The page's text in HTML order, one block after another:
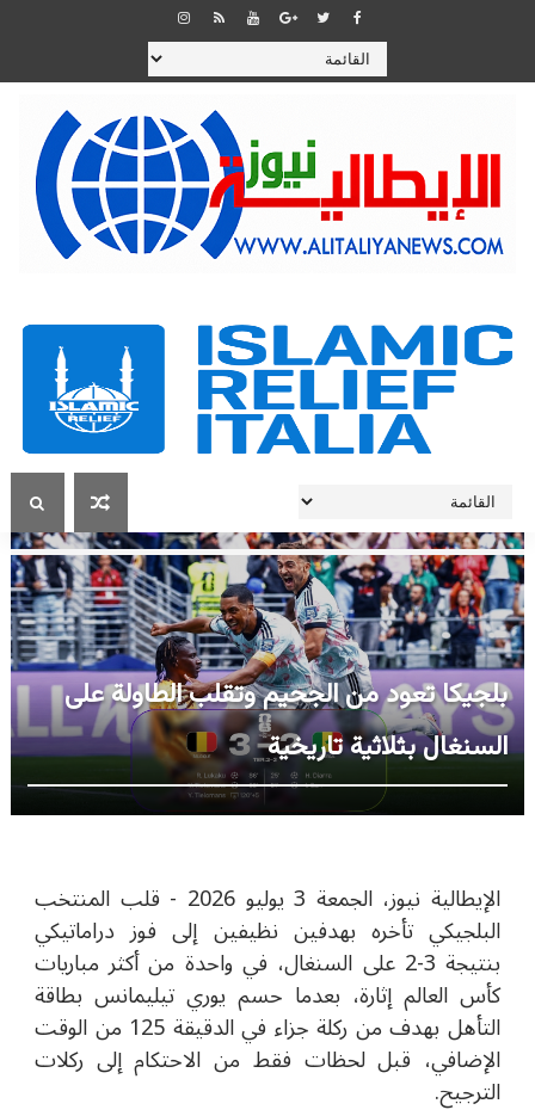
بلجيكا تعود من الجحيم وتقلب الطاولة على
السنغال بثلاثية تاريخية
الإيطالية نيوز، الجمعة 3 يوليو 2026 - قلب المنتخب
البلجيكي تأخره بهدفين نظيفين إلى فوز دراماتيكي
بنتيجة 3-2 على السنغال، في واحدة من أكثر مباريات
كأس العالم إثارة، بعدما حسم يوري تيليمانس بطاقة
التأهل بهدف من ركلة جزاء في الدقيقة 125 من الوقت
الإضافي، قبل لحظات فقط من الاحتكام إلى ركلات
الترجيح.